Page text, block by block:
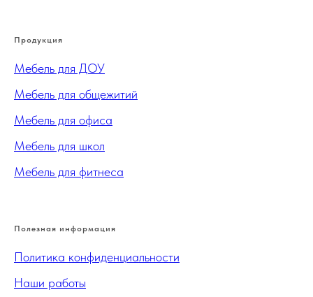
Продукция
Мебель для ДОУ
Мебель для общежитий
Мебель для офиса
Мебель для школ
Мебель для фитнеса
Полезная информация
Политика конфиденциальности
Наши работы